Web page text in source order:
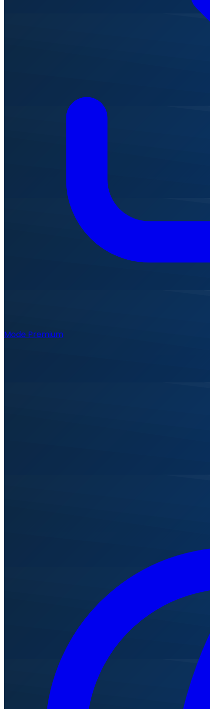
Mode Premium